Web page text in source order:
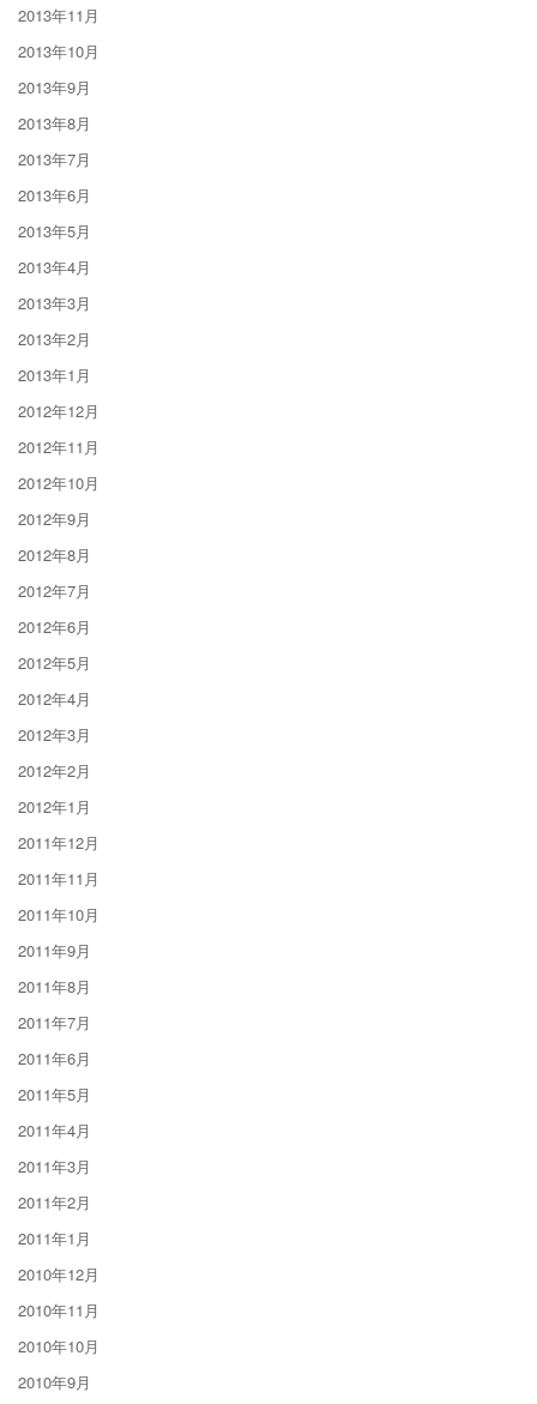
2013年11月
2013年10月
2013年9月
2013年8月
2013年7月
2013年6月
2013年5月
2013年4月
2013年3月
2013年2月
2013年1月
2012年12月
2012年11月
2012年10月
2012年9月
2012年8月
2012年7月
2012年6月
2012年5月
2012年4月
2012年3月
2012年2月
2012年1月
2011年12月
2011年11月
2011年10月
2011年9月
2011年8月
2011年7月
2011年6月
2011年5月
2011年4月
2011年3月
2011年2月
2011年1月
2010年12月
2010年11月
2010年10月
2010年9月